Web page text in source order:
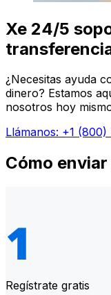
Xe 24/5
¿Necesitas ayuda
dinero? Estamos
nosotros hoy
Llámanos: +1
Cómo
Regístrate gratis